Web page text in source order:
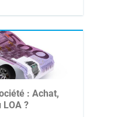
: Achat,
LOA ?